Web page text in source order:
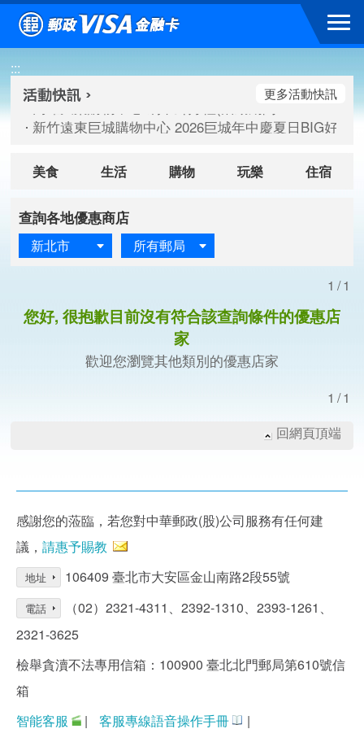
跳到主要內容區塊
:::
高雄大樂購物中心 刷卡郵好禮(活動期間：115/08/07-
臺北三創生活 有點東西第2波 刷卡郵好禮(活動期間：
高雄大樂購物中心 刷卡郵好禮(活動期間：115/08/07-
新竹遠東巨城購物中心 2026巨城年中慶夏日BIG好刷(
更多活動快訊
美食 生活 購物 玩樂 住宿
查詢各地優惠商店
新北市 所有郵局
1/1
您好, 很抱歉目前沒有符合該查詢條件的優惠店
家
歡迎您瀏覽其他類別的優惠店家
1/1
回網頁頂端
感謝您的蒞臨，若您對中華郵政(股)公司服務有任何建
議， 請惠予賜教
地址 106409 臺北市大安區金山南路2段55號
電話
（02）2321-4311、2392-1310、2393-1261、
2321-3625
檢舉貪瀆不法專用信箱：100900 臺北北門郵局第610號信
箱
智能客服
| 客服專線語音操作手冊 |